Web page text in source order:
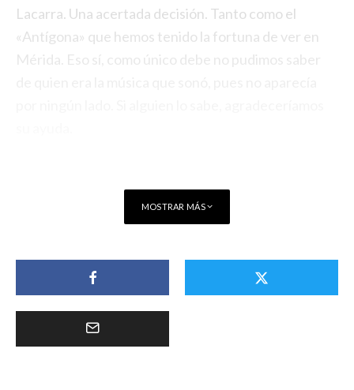
Lacarra. Una acertada decisión. Tanto como el
«Antígona» que hemos tenido la fortuna de ver en
Mérida. Eso sí, como único debe no pudimos saber
MOSTRAR MÁS